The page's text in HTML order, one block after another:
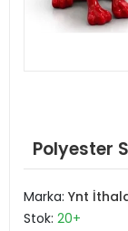
Polyester
Marka: Ynt
Stok: 20+